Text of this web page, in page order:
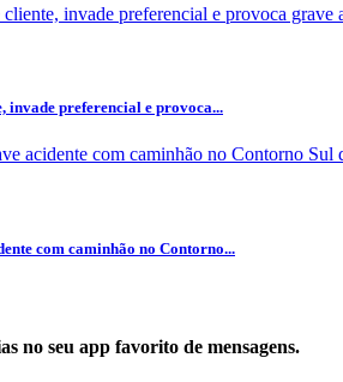
preferencial e provoca...
com caminhão no Contorno...
no seu app favorito de mensagens.